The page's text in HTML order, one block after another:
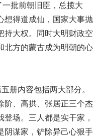
批前朝旧臣，总揽大
想得道成仙，国家大事抛
持大权。同时大明财政空
北方的蒙古成为明朝的心
五册内容包括两大部分。
阶、高拱、张居正三个杰
场。三人都是实干家，
阴谋家，铲除异己心狠手